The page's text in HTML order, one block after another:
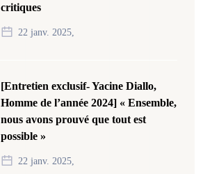
critiques
22 janv. 2025,
[Entretien exclusif- Yacine Diallo,
Homme de l’année 2024] « Ensemble,
nous avons prouvé que tout est
possible »
22 janv. 2025,